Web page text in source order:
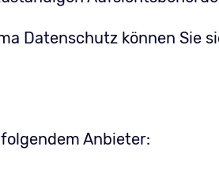
Datenschutz können Sie
Anbieter: